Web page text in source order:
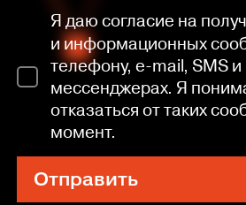
Я даю согласие на
и информационных
телефону, e-mail, SMS и
мессенджерах. Я
отказаться от таких
момент.
Отправить